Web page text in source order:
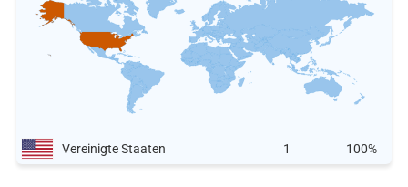
Vereinigte Staaten 1 100%